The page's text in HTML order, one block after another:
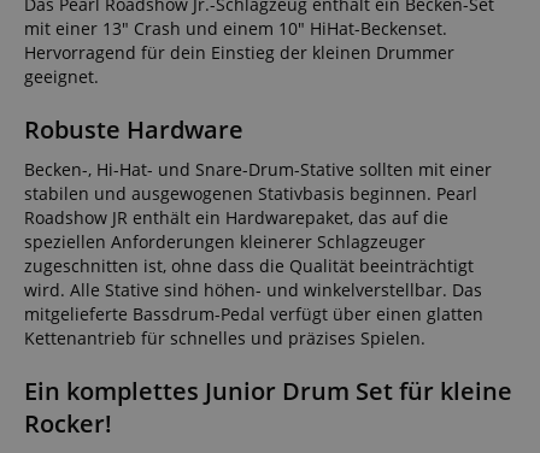
mit einer 13" Crash und einem 10" HiHat-Beckenset.
Hervorragend für dein Einstieg der kleinen Drummer
geeignet.
Robuste Hardware
Becken-, Hi-Hat- und Snare-Drum-Stative sollten mit einer
stabilen und ausgewogenen Stativbasis beginnen. Pearl
Roadshow JR enthält ein Hardwarepaket, das auf die
speziellen Anforderungen kleinerer Schlagzeuger
zugeschnitten ist, ohne dass die Qualität beeinträchtigt
wird. Alle Stative sind höhen- und winkelverstellbar. Das
mitgelieferte Bassdrum-Pedal verfügt über einen glatten
Kettenantrieb für schnelles und präzises Spielen.
Ein komplettes Junior Drum Set für kleine
Rocker!